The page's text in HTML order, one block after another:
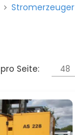
Stromerzeuger
Seite: